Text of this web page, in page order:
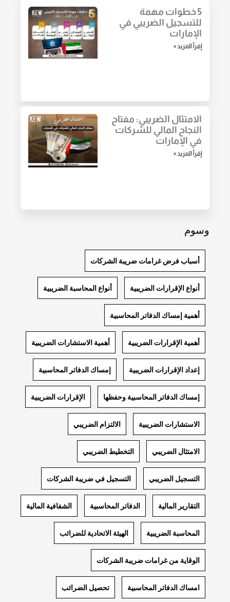
5 خطوات مهمة
للتسجيل الضريبي في
الإمارات
إقرأ المزيد »
الامتثال الضريبي: مفتاح
النجاح المالي للشركات
في الإمارات
إقرأ المزيد »
وسوم
أسباب فرض غرامات ضريبة الشركات
أنواع الإقرارات الضريبية أنواع المحاسبة الضريبية
أهمية إمساك الدفاتر المحاسبية
أهمية الإقرارات الضريبية أهمية الاستشارات الضريبية
إعداد الإقرارات الضريبية إمساك الدفاتر المحاسبية
إمساك الدفاتر المحاسبية وحفظها الإقرارات الضريبية
الاستشارات الضريبية الالتزام الضريبي
الامتثال الضريبي التخطيط الضريبي
التسجيل الضريبي التسجيل في ضريبة الشركات
التقارير المالية الدفاتر المحاسبية الشفافية المالية
المحاسبة الضريبية الهيئة الاتحادية للضرائب
الوقاية من غرامات ضريبة الشركات
امساك الدفاتر المحاسبية تحصيل الضرائب